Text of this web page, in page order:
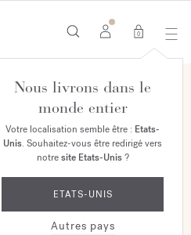
0
Nous livrons dans le
monde entier
Votre localisation semble être : Etats-
Unis. Souhaitez-vous être redirigé vers
notresite Etats-Unis?
ETATS-UNIS
Autres pays